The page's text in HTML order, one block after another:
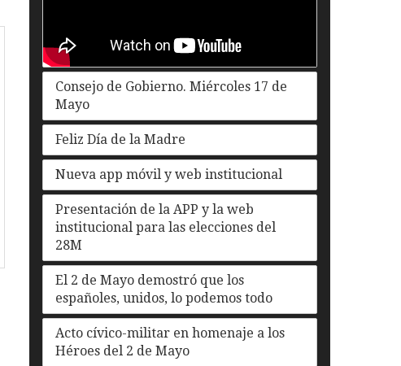
Consejo de Gobierno. Miércoles 17 de
Mayo
Feliz Día de la Madre
Nueva app móvil y web institucional
Presentación de la APP y la web
institucional para las elecciones del
28M
El 2 de Mayo demostró que los
españoles, unidos, lo podemos todo
Acto cívico-militar en homenaje a los
Héroes del 2 de Mayo